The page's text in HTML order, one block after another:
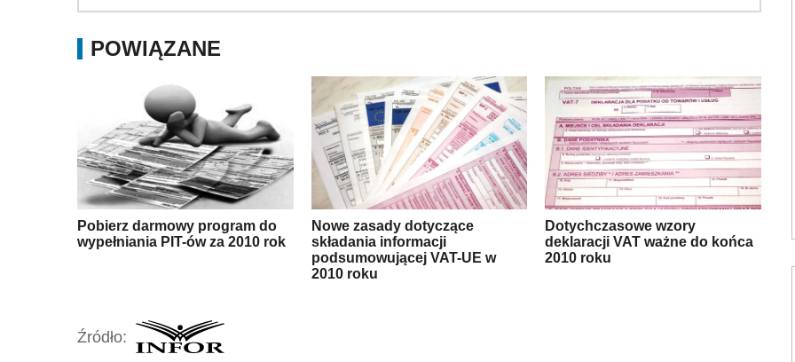
POWIĄZANE
Pobierz darmowy program do
wypełniania PIT-ów za 2010 rok
Nowe zasady dotyczące
składania informacji
podsumowującej VAT-UE w
2010 roku
Dotychczasowe wzory
deklaracji VAT ważne do końca
2010 roku
Źródło: